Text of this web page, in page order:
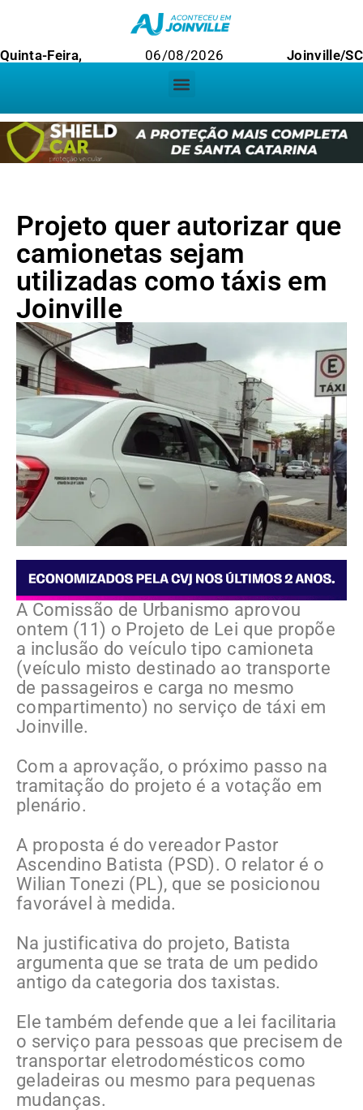
Quinta-Feira, 06/08/2026 Joinville/SC
Projeto quer autorizar que
camionetas sejam
utilizadas como táxis em
Joinville
A Comissão de Urbanismo aprovou
ontem (11) o Projeto de Lei que propõe
a inclusão do veículo tipo camioneta
(veículo misto destinado ao transporte
de passageiros e carga no mesmo
compartimento) no serviço de táxi em
Joinville.
Com a aprovação, o próximo passo na
tramitação do projeto é a votação em
plenário.
A proposta é do vereador Pastor
Ascendino Batista (PSD). O relator é o
Wilian Tonezi (PL), que se posicionou
favorável à medida.
Na justificativa do projeto, Batista
argumenta que se trata de um pedido
antigo da categoria dos taxistas.
Ele também defende que a lei facilitaria
o serviço para pessoas que precisem de
transportar eletrodomésticos como
geladeiras ou mesmo para pequenas
mudanças.